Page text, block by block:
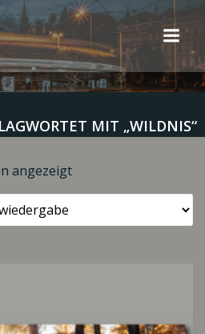
Zum
Inhalt
springen
MIT „WILDNIS“
angezeigt